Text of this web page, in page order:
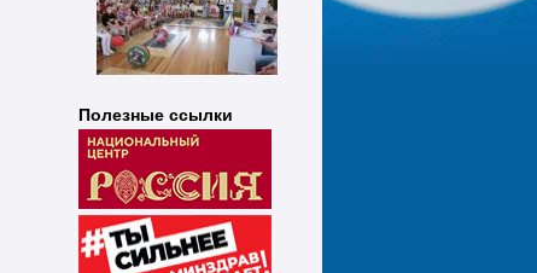
Полезные ссылки